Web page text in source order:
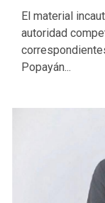
El material
autoridad
Popayán...